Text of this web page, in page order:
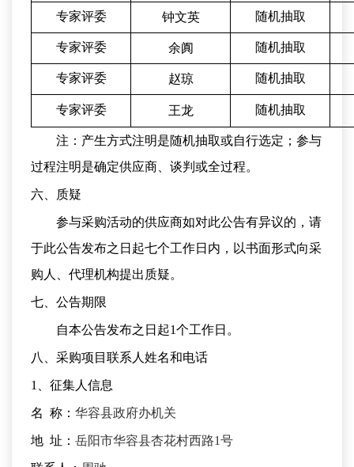
专家评委 钟文英 随机抽取
专家评委 余阗 随机抽取
专家评委 赵琼 随机抽取
专家评委 王龙 随机抽取
注：产生方式注明是随机抽取或自行选定；参与
过程注明是确定供应商、谈判或全过程。
六、质疑
参与采购活动的供应商如对此公告有异议的，请
于此公告发布之日起七个工作日内，以书面形式向采
购人、代理机构提出质疑。
七、公告期限
自本公告发布之日起1个工作日。
八、采购项目联系人姓名和电话
1、征集人信息
名 称： 华容县政府办机关
地 址： 岳阳市华容县杏花村西路1号